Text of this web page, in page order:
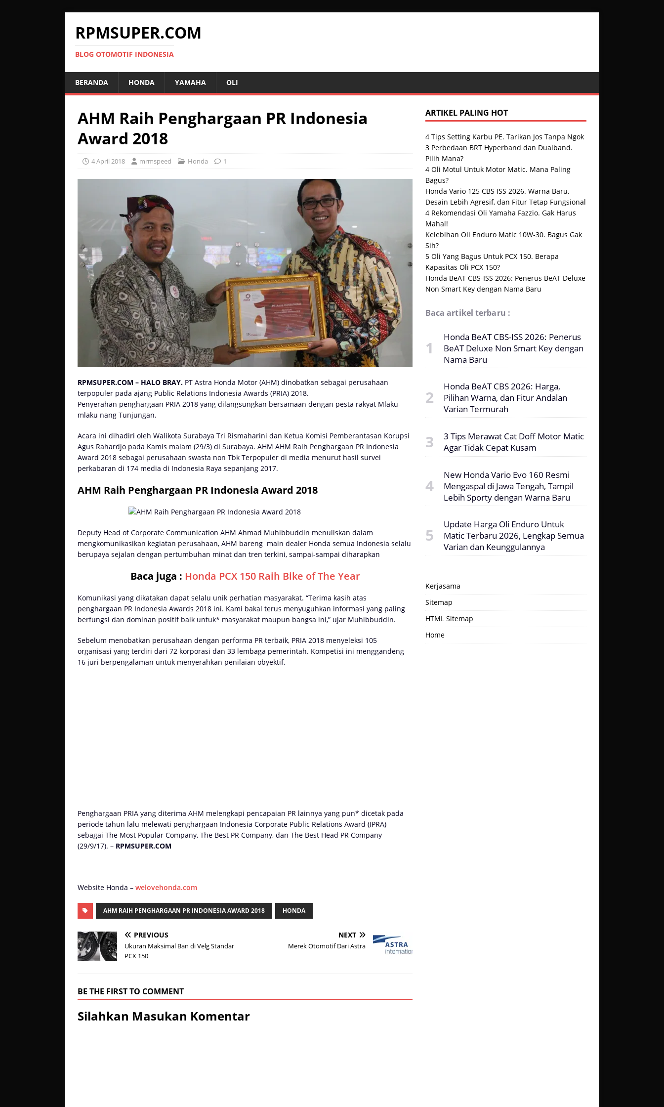
RPMSUPER.COM
BLOG OTOMOTIF INDONESIA
BERANDA HONDA YAMAHA OLI
AHM Raih Penghargaan PR Indonesia
Award 2018
4 April 2018 mrmspeed Honda 1
RPMSUPER.COM – HALO BRAY. PT Astra Honda Motor (AHM) dinobatkan sebagai perusahaan
terpopuler pada ajang Public Relations Indonesia Awards (PRIA) 2018.
Penyerahan penghargaan PRIA 2018 yang dilangsungkan bersamaan dengan pesta rakyat Mlaku-
mlaku nang Tunjungan.
Acara ini dihadiri oleh Walikota Surabaya Tri Rismaharini dan Ketua Komisi Pemberantasan Korupsi
Agus Rahardjo pada Kamis malam (29/3) di Surabaya. AHM AHM Raih Penghargaan PR Indonesia
Award 2018 sebagai perusahaan swasta non Tbk Terpopuler di media menurut hasil survei
perkabaran di 174 media di Indonesia Raya sepanjang 2017.
AHM Raih Penghargaan PR Indonesia Award 2018
Deputy Head of Corporate Communication AHM Ahmad Muhibbuddin menuliskan dalam
mengkomunikasikan kegiatan perusahaan, AHM bareng main dealer Honda semua Indonesia selalu
berupaya sejalan dengan pertumbuhan minat dan tren terkini, sampai-sampai diharapkan
Baca juga : Honda PCX 150 Raih Bike of The Year
Komunikasi yang dikatakan dapat selalu unik perhatian masyarakat. “Terima kasih atas
penghargaan PR Indonesia Awards 2018 ini. Kami bakal terus menyuguhkan informasi yang paling
berfungsi dan dominan positif baik untuk* masyarakat maupun bangsa ini,” ujar Muhibbuddin.
Sebelum menobatkan perusahaan dengan performa PR terbaik, PRIA 2018 menyeleksi 105
organisasi yang terdiri dari 72 korporasi dan 33 lembaga pemerintah. Kompetisi ini menggandeng
16 juri berpengalaman untuk menyerahkan penilaian obyektif.
Penghargaan PRIA yang diterima AHM melengkapi pencapaian PR lainnya yang pun* dicetak pada
periode tahun lalu melewati penghargaan Indonesia Corporate Public Relations Award (IPRA)
sebagai The Most Popular Company, The Best PR Company, dan The Best Head PR Company
(29/9/17). – RPMSUPER.COM
Website Honda – welovehonda.com
AHM RAIH PENGHARGAAN PR INDONESIA AWARD 2018 HONDA
PREVIOUS
Ukuran Maksimal Ban di Velg Standar
PCX 150
NEXT
Merek Otomotif Dari Astra
BE THE FIRST TO COMMENT
Silahkan Masukan Komentar
ARTIKEL PALING HOT
4 Tips Setting Karbu PE. Tarikan Jos Tanpa Ngok
3 Perbedaan BRT Hyperband dan Dualband.
Pilih Mana?
4 Oli Motul Untuk Motor Matic. Mana Paling
Bagus?
Honda Vario 125 CBS ISS 2026. Warna Baru,
Desain Lebih Agresif, dan Fitur Tetap Fungsional
4 Rekomendasi Oli Yamaha Fazzio. Gak Harus
Mahal!
Kelebihan Oli Enduro Matic 10W-30. Bagus Gak
Sih?
5 Oli Yang Bagus Untuk PCX 150. Berapa
Kapasitas Oli PCX 150?
Honda BeAT CBS-ISS 2026: Penerus BeAT Deluxe
Non Smart Key dengan Nama Baru
Baca artikel terbaru :
Honda BeAT CBS-ISS 2026: Penerus
BeAT Deluxe Non Smart Key dengan
Nama Baru
Honda BeAT CBS 2026: Harga,
Pilihan Warna, dan Fitur Andalan
Varian Termurah
3 Tips Merawat Cat Doff Motor Matic
Agar Tidak Cepat Kusam
New Honda Vario Evo 160 Resmi
Mengaspal di Jawa Tengah, Tampil
Lebih Sporty dengan Warna Baru
Update Harga Oli Enduro Untuk
Matic Terbaru 2026, Lengkap Semua
Varian dan Keunggulannya
Kerjasama
Sitemap
HTML Sitemap
Home